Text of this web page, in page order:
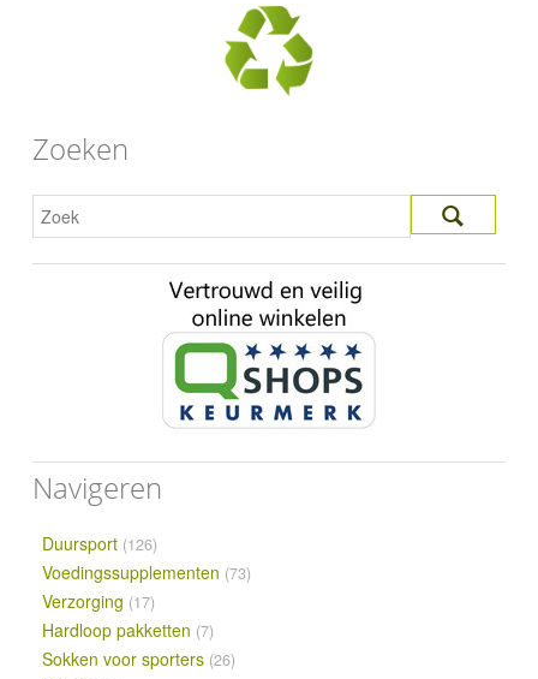
Zoeken
Navigeren
Duursport (126)
Voedingssupplementen (73)
Verzorging (17)
Hardloop pakketten (7)
Sokken voor sporters (26)